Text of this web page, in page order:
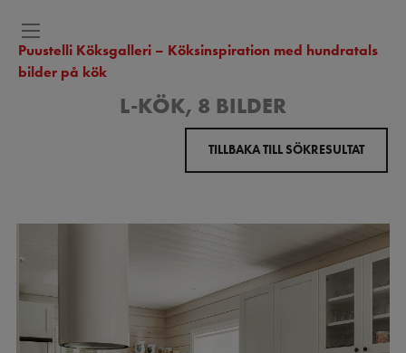
Puustelli Köksgalleri – Köksinspiration med hundratals
bilder på kök
L-KÖK, 8 BILDER
TILLBAKA TILL SÖKRESULTAT